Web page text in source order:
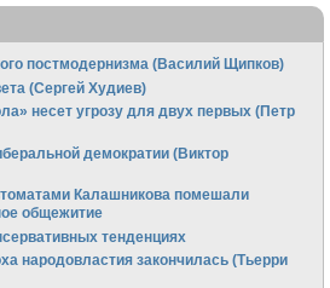
постмодернизма (Василий Щипков)
(Сергей Худиев)
несет угрозу для двух первых (Петр
демократии (Виктор
Калашникова помешали
общежитие
тенденциях
народовластия закончилась (Тьерри